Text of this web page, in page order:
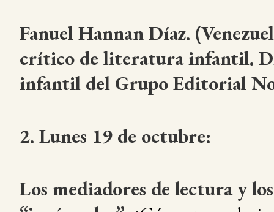
Fanuel Hannan Díaz.
crítico de literatura infantil.
infantil del Grupo Editorial
2. Lunes 19 de octubre:
Los mediadores de lectura y